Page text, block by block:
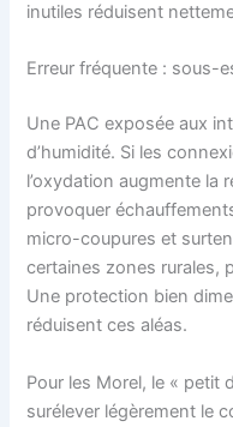
inutiles réduisent
Erreur fréquente : sous-
Une PAC exposée aux
d’humidité. Si les
l’oxydation augmente la
provoquer
micro-coupures et
certaines zones rurales,
Une protection bien
réduisent ces aléas.
Pour les Morel, le « petit
surélever légèrement le